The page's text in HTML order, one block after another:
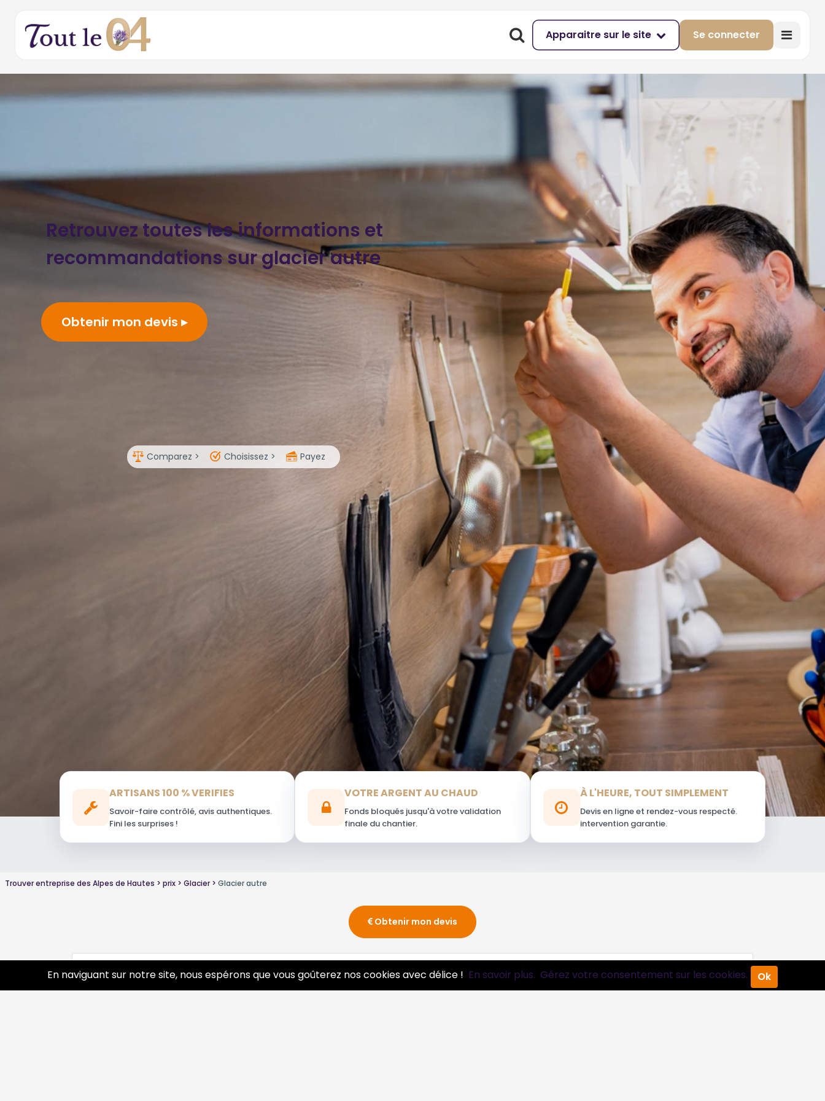
Apparaitre sur le site Se connecter
Retrouvez toutes les informations et
recommandations sur glacier autre
Obtenir mon devis
Comparez > Choisissez > Payez
ARTISANS 100 % VERIFIES
Savoir-faire contrôlé, avis authentiques.
Fini les surprises !
VOTRE ARGENT AU CHAUD
Fonds bloqués jusqu'à votre validation
finale du chantier.
À L'HEURE, TOUT SIMPLEMENT
Devis en ligne et rendez-vous respecté.
intervention garantie.
Trouver entreprise des Alpes de Hautes prix Glacier Glacier autre
Obtenir mon devis
Conseils sur Glacier
En naviguant sur notre site, nous espérons que vous goûterez nos cookies avec délice ! En savoir plus. Gérez votre consentement sur les cookies. Ok